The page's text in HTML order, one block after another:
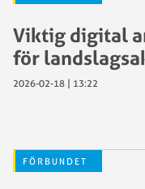
Viktig digital
för
2026-02-18 | 13:22
FÖRBUNDET